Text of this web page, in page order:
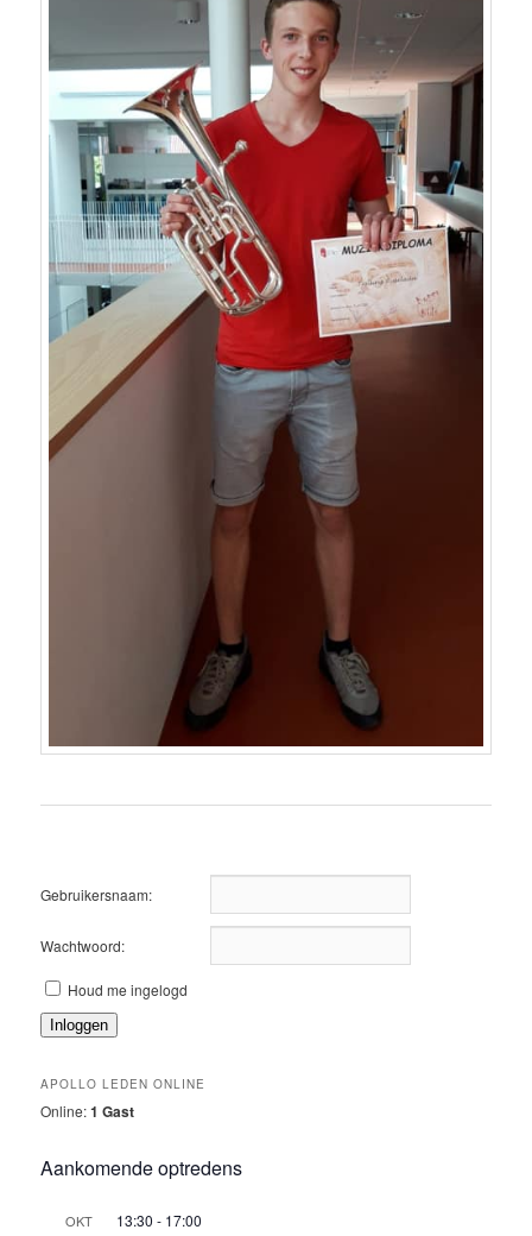
Gebruikersnaam:
Wachtwoord:
Houd me ingelogd
Inloggen
APOLLO LEDEN ONLINE
Online:1 Gast
Aankomende optredens
OKT 13:30 - 17:00